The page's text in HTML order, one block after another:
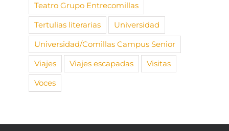
Teatro Grupo Entrecomillas
Tertulias literarias
Universidad
Universidad/Comillas Campus Senior
Viajes
Viajes escapadas
Visitas
Voces